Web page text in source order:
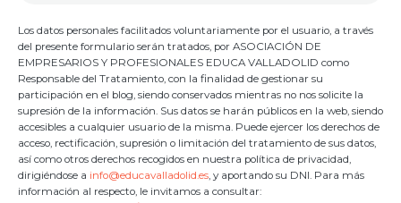
Los datos personales facilitados voluntariamente por el usuario, a través
del presente formulario serán tratados, por ASOCIACIÓN DE
EMPRESARIOS Y PROFESIONALES EDUCA VALLADOLID como
Responsable del Tratamiento, con la finalidad de gestionar su
participación en el blog, siendo conservados mientras no nos solicite la
supresión de la información. Sus datos se harán públicos en la web, siendo
accesibles a cualquier usuario de la misma. Puede ejercer los derechos de
acceso, rectificación, supresión o limitación del tratamiento de sus datos,
así como otros derechos recogidos en nuestra política de privacidad,
dirigiéndose a info@educavalladolid.es, y aportando su DNI. Para más
información al respecto, le invitamos a consultar: